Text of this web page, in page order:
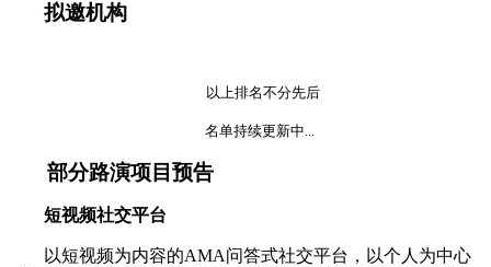
拟邀机构
以上排名不分先后
名单持续更新中...
部分路演项目预告
短视频社交平台
以短视频为内容的AMA问答式社交平台，以个人为中心